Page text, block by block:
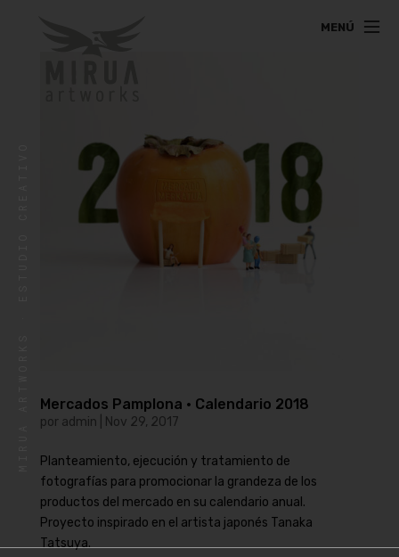
MENÚ
MIRUA ARTWORKS
Ventura Rodríguez, 65 Bajo
31012 Pamplona
676 22 78 92
Mercados Pamplona · Calendario 2018
por admin Nov 29, 2017
Planteamiento, ejecución y tratamiento de
fotografías para promocionar la grandeza de los
productos del mercado en su calendario anual.
Proyecto inspirado en el artista japonés Tanaka
Tatsuya.